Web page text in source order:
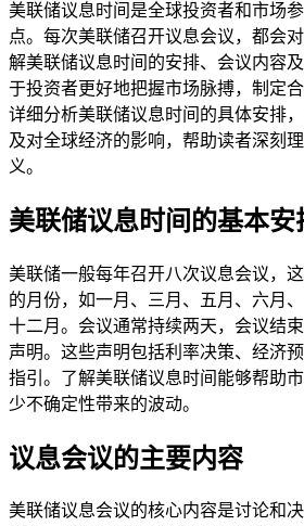
美联储议息时间是全球投资者和市场
点。每次美联储召开议息会议，都会
解美联储议息时间的安排、会议内容
于投资者更好地把握市场脉搏，制定
详细分析美联储议息时间的具体安排
及对全球经济的影响，帮助读者深刻
义。
美联储议息时间的基本安
美联储一般每年召开八次议息会议，
的月份，如一月、三月、五月、六月
十二月。会议通常持续两天，会议结
声明。这些声明包括利率决策、经济
指引。了解美联储议息时间能够帮助
少不确定性带来的波动。
议息会议的主要内容
美联储议息会议的核心内容是讨论和